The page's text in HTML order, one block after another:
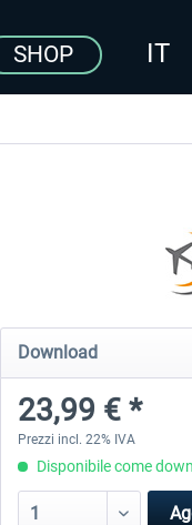
SHOP
Download
23,99 € *
Prezzi incl. 22% IVA
Disponibile come